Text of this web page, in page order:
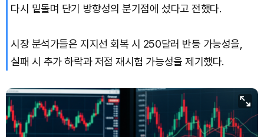
다시 밑돌며 단기 방향성의 분기점에 섰다고 전했다.
시장 분석가들은 지지선 회복 시 250달러 반등 가능성을,
실패 시 추가 하락과 저점 재시험 가능성을 제기했다.